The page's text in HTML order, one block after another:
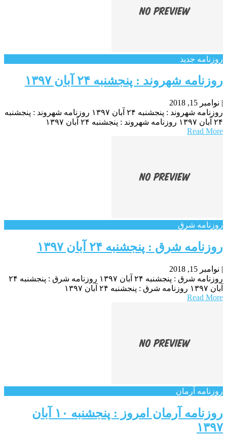
روزنامه جدید
روزنامه شهروند : پنجشنبه ۲۴ آبان ۱۳۹۷
| نوامبر 15, 2018
روزنامه شهروند : پنجشنبه ۲۴ آبان ۱۳۹۷ روزنامه شهروند : پنجشنبه
۲۴ آبان ۱۳۹۷ روزنامه شهروند : پنجشنبه ۲۴ آبان ۱۳۹۷
Read More
روزنامه شرق
روزنامه شرق : پنجشنبه ۲۴ آبان ۱۳۹۷
| نوامبر 15, 2018
روزنامه شرق : پنجشنبه ۲۴ آبان ۱۳۹۷ روزنامه شرق : پنجشنبه ۲۴
آبان ۱۳۹۷ روزنامه شرق : پنجشنبه ۲۴ آبان ۱۳۹۷
Read More
روزنامه آرمان
روزنامه آرمان امروز : پنجشنبه ۱۰ آبان
۱۳۹۷